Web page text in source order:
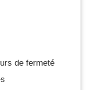
de fermeté